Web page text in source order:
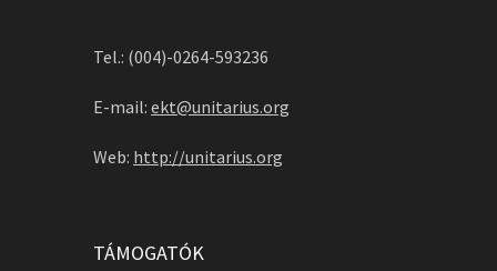
Tel.: (004)-0264-593236
E-mail: ekt@unitarius.org
Web: http://unitarius.org
TÁMOGATÓK